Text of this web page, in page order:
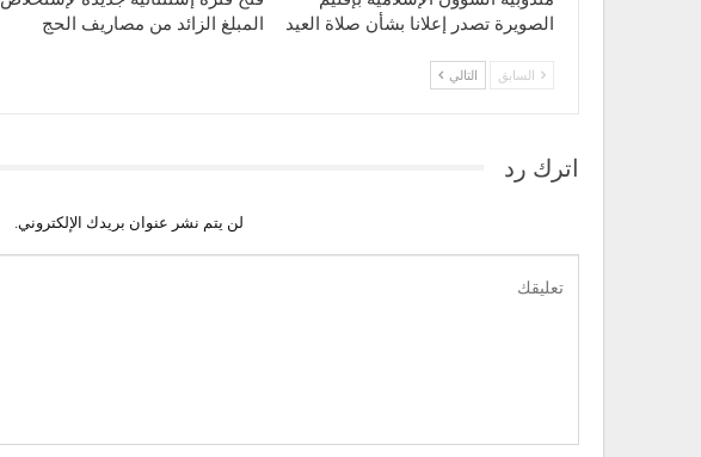
الصويرة تصدر إعلانا بشأن صلاة العيد
المبلغ الزائد من مصاريف الحج
السابق التالي
اترك رد
لن يتم نشر عنوان بريدك الإلكتروني.